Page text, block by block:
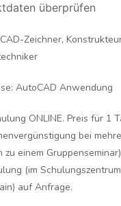
überprüfen
CAD-Zeichner,
AutoCAD Anwendung
ONLINE. Preis für 1
bei
zu einem
(im Schulungszentrum
auf Anfrage.